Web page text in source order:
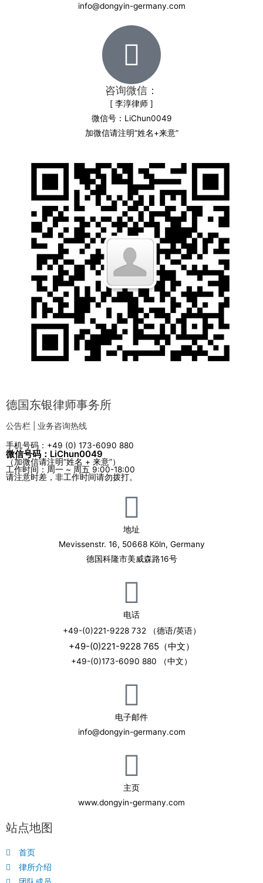
info@dongyin-germany.com
咨询微信：
[ 李淳律师 ]
微信号：LiChun0049
加微信请注明“姓名+来意”
德国东银律师事务所
公告栏 | 业务咨询热线
手机号码：+49 (0) 173-6090 880
微信号码：LiChun0049
（加微信请注明“姓名 + 来意”）
工作时间：周一 ~ 周五 9:00-18:00
请注意时差，非工作时间请勿拨打。
地址
Mevissenstr. 16, 50668 Köln, Germany
德国科隆市美威森路16号
电话
+49-(0)221-9228 732 （德语/英语）
+49-(0)221-9228 765（中文）
+49-(0)173-6090 880 （中文）
电子邮件
info@dongyin-germany.com
主页
www.dongyin-germany.com
站点地图
首页
律所介绍